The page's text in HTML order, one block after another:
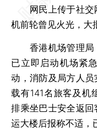
网民上传于社交
机前轮曾见火光，大
香港机场管理局
已立即启动机场紧
动，消防及局方人
载有141名旅客及机
排乘坐巴士安全返
运大楼后报称不适，